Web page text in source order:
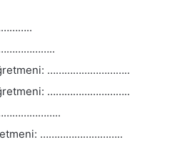
………………………..
………………………..
………………………..